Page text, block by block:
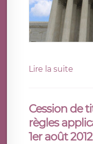
Lire la suite
Cession de
règles
1er août 2012